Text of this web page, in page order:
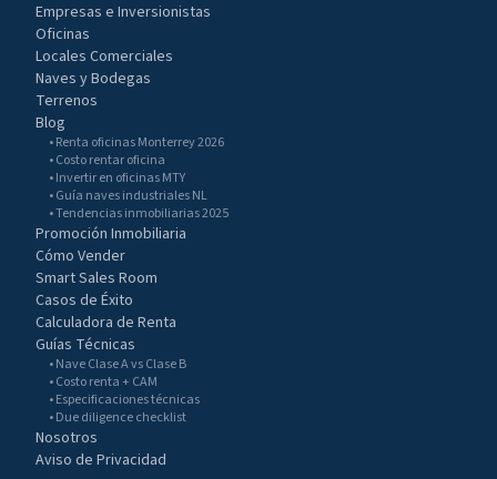
Empresas e Inversionistas
Oficinas
Locales Comerciales
Naves y Bodegas
Terrenos
Blog
• Renta oficinas Monterrey 2026
• Costo rentar oficina
• Invertir en oficinas MTY
• Guía naves industriales NL
• Tendencias inmobiliarias 2025
Promoción Inmobiliaria
Cómo Vender
Smart Sales Room
Casos de Éxito
Calculadora de Renta
Guías Técnicas
• Nave Clase A vs Clase B
• Costo renta + CAM
• Especificaciones técnicas
• Due diligence checklist
Nosotros
Aviso de Privacidad